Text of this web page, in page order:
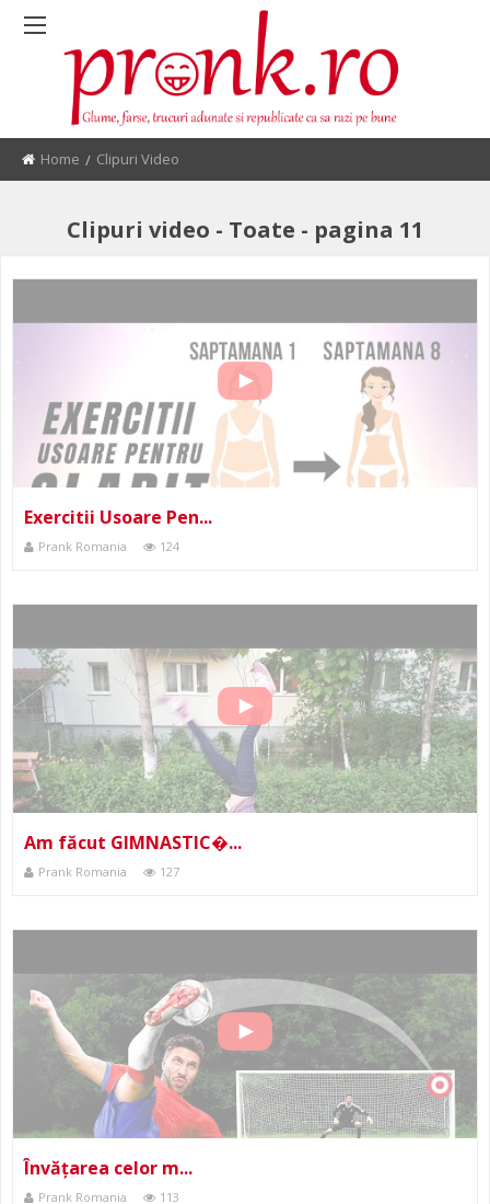
Home Current:
Clipuri Video
Clipuri video - Toate - pagina 11
Exercitii Usoare Pen...
Prank Romania 124
Am făcut GIMNASTIC�...
Prank Romania 127
Învățarea celor m...
Prank Romania 113